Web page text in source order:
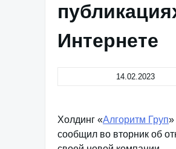
Интернете
14.02.2023
Холдинг «Алгоритм Груп»
сообщил во вторник об